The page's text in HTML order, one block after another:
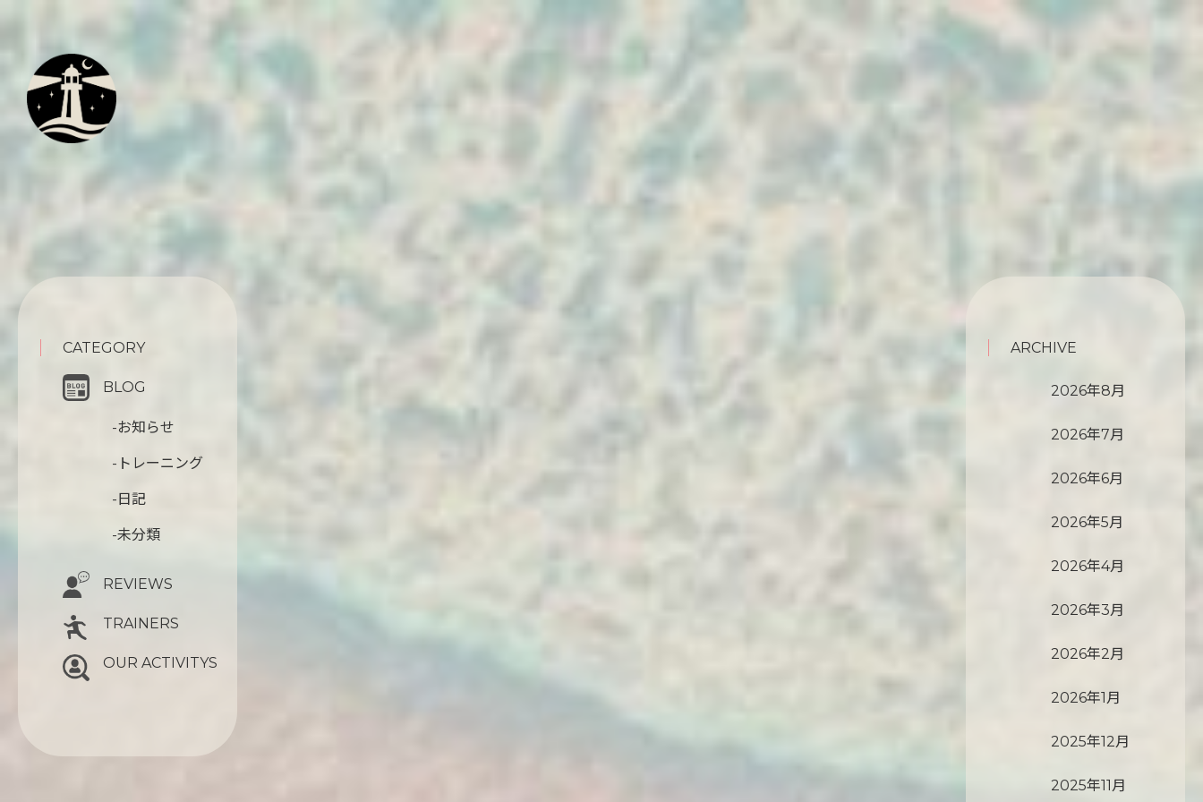
CATEGORY
BLOG
-お知らせ
-トレーニング
-日記
-未分類
REVIEWS
TRAINERS
OUR ACTIVITYS
ARCHIVE
2026年8月
2026年7月
2026年6月
2026年5月
2026年4月
2026年3月
2026年2月
2026年1月
2025年12月
2025年11月